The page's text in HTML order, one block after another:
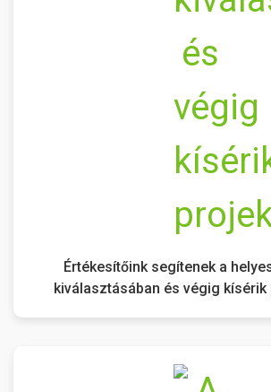
Értékesítőink segítenek a
kiválasztásában és végig kísérik